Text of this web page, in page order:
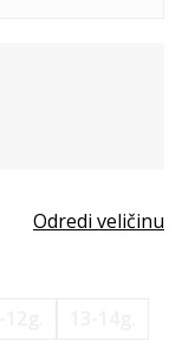
Odredi veličinu